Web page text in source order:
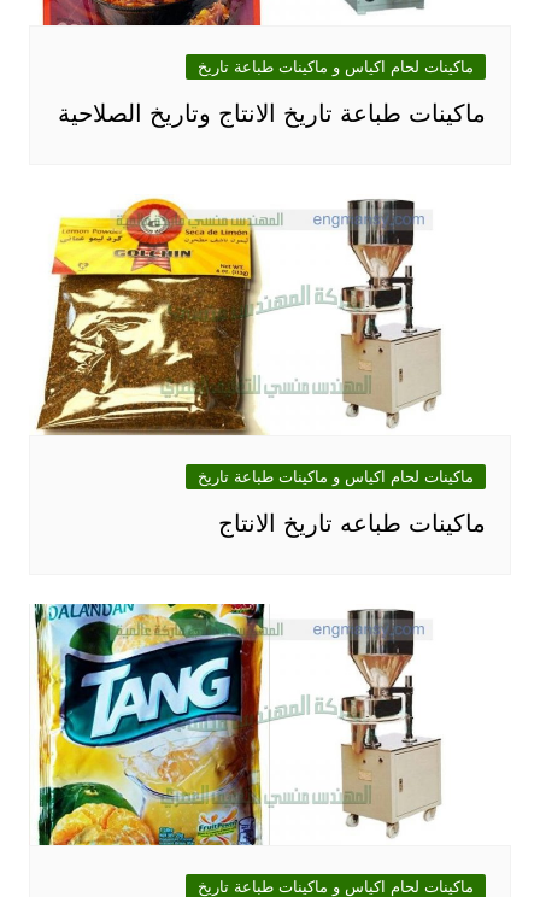
ماكينات لحام اكياس و ماكينات طباعة تاريخ
ماكينات طباعة تاريخ الانتاج وتاريخ الصلاحية
ماكينات لحام اكياس و ماكينات طباعة تاريخ
ماكينات طباعه تاريخ الانتاج
ماكينات لحام اكياس و ماكينات طباعة تاريخ